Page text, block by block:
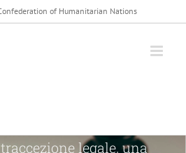
of Humanitarian Nations
legale, una